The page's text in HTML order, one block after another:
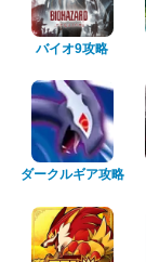
バイオ9攻略
ダークルギア攻略